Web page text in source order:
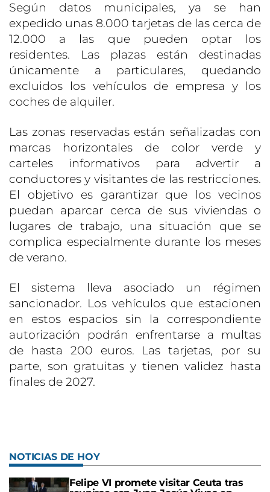
Según datos municipales, ya se han
expedido unas 8.000 tarjetas de las cerca de
12.000 a las que pueden optar los
residentes. Las plazas están destinadas
únicamente a particulares, quedando
excluidos los vehículos de empresa y los
coches de alquiler.
Las zonas reservadas están señalizadas con
marcas horizontales de color verde y
carteles informativos para advertir a
conductores y visitantes de las restricciones.
El objetivo es garantizar que los vecinos
puedan aparcar cerca de sus viviendas o
lugares de trabajo, una situación que se
complica especialmente durante los meses
de verano.
El sistema lleva asociado un régimen
sancionador. Los vehículos que estacionen
en estos espacios sin la correspondiente
autorización podrán enfrentarse a multas
de hasta 200 euros. Las tarjetas, por su
parte, son gratuitas y tienen validez hasta
finales de 2027.
NOTICIAS DE HOY
Felipe VI promete visitar Ceuta tras